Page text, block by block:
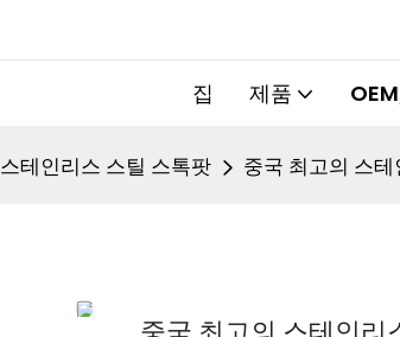
집 제품
스테인리스 스틸 스톡팟 중국 최고의 스